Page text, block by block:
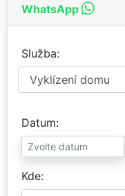
WhatsApp
Služba
Datum
Kde